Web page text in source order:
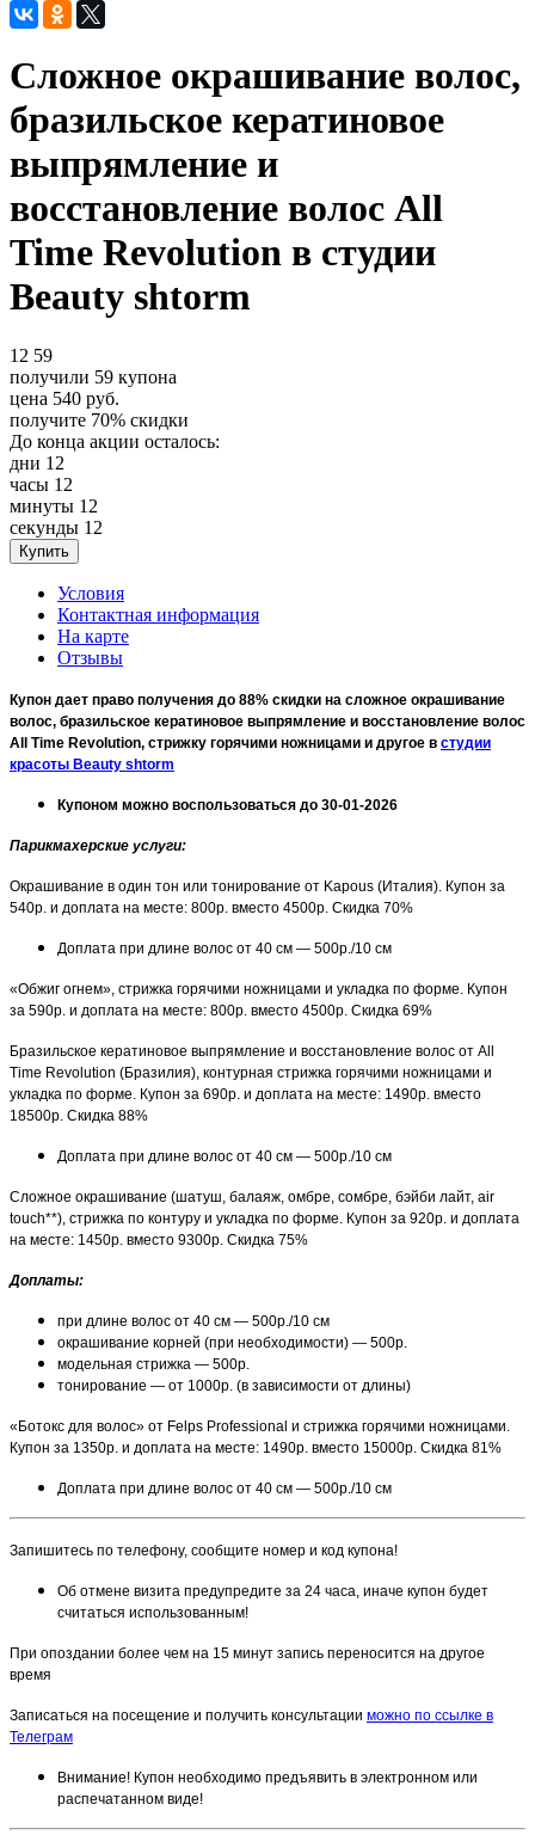
Сложное окрашивание волос,
бразильское кератиновое
выпрямление и
восстановление волос All
Time Revolution в студии
Beauty shtorm
12 59
получили 59 купона
цена 540 руб.
получите 70% скидки
До конца акции осталось:
дни 12
часы 12
минуты 12
секунды 12
Условия
Контактная информация
На карте
Отзывы
Купон дает право получения до 88% скидки на сложное окрашивание
волос, бразильское кератиновое выпрямление и восстановление волос
All Time Revolution, стрижку горячими ножницами и другое в студии
красоты Beauty shtorm
Купоном можно воспользоваться до 30-01-2026
Парикмахерские услуги:
Окрашивание в один тон или тонирование от Kapous (Италия). Купон за
540р. и доплата на месте: 800р. вместо 4500р. Скидка 70%
Доплата при длине волос от 40 см — 500р./10 см
«Обжиг огнем», стрижка горячими ножницами и укладка по форме. Купон
за 590р. и доплата на месте: 800р. вместо 4500р. Скидка 69%
Бразильское кератиновое выпрямление и восстановление волос от All
Time Revolution (Бразилия), контурная стрижка горячими ножницами и
укладка по форме. Купон за 690р. и доплата на месте: 1490р. вместо
18500р. Скидка 88%
Доплата при длине волос от 40 см — 500р./10 см
Сложное окрашивание (шатуш, балаяж, омбре, сомбре, бэйби лайт, air
touch**), стрижка по контуру и укладка по форме. Купон за 920р. и доплата
на месте: 1450р. вместо 9300р. Скидка 75%
Доплаты:
при длине волос от 40 см — 500р./10 см
окрашивание корней (при необходимости) — 500р.
модельная стрижка — 500р.
тонирование — от 1000р. (в зависимости от длины)
«Ботокс для волос» от Felps Professional и стрижка горячими ножницами.
Купон за 1350р. и доплата на месте: 1490р. вместо 15000р. Скидка 81%
Доплата при длине волос от 40 см — 500р./10 см
Запишитесь по телефону, сообщите номер и код купона!
Об отмене визита предупредите за 24 часа, иначе купон будет
считаться использованным!
При опоздании более чем на 15 минут запись переносится на другое
время
Записаться на посещение и получить консультации можно по ссылке в
Телеграм
Внимание! Купон необходимо предъявить в электронном или
распечатанном виде!